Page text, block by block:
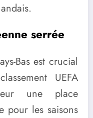
serrée
Bas est crucial
UEFA
une place
pour les saisons